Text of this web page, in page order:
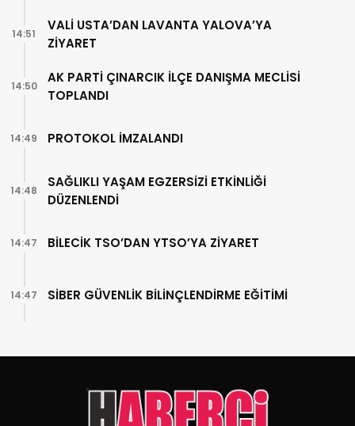
VALİ USTA’DAN LAVANTA YALOVA’YA
ZİYARET
14:51
AK PARTİ ÇINARCIK İLÇE DANIŞMA MECLİSİ
TOPLANDI
14:50
PROTOKOL İMZALANDI
14:49
SAĞLIKLI YAŞAM EGZERSİZİ ETKİNLİĞİ
DÜZENLENDİ
14:48
BİLECİK TSO’DAN YTSO’YA ZİYARET
14:47
SİBER GÜVENLİK BİLİNÇLENDİRME EĞİTİMİ
14:47